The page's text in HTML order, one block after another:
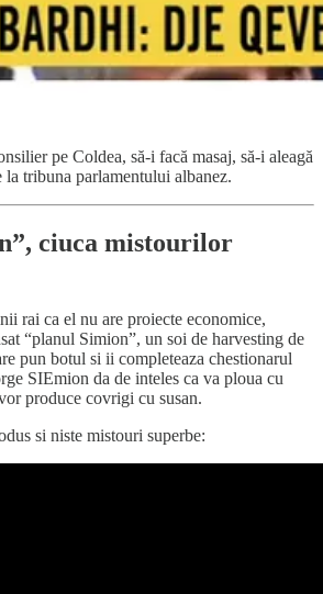
pe Coldea, să-i facă masaj, să-i aleagă
la tribuna parlamentului albanez.
ciuca mistourilor
rai ca el nu are proiecte economice,
“planul Simion”, un soi de harvesting de
pun botul si ii completeaza chestionarul
SIEmion da de inteles ca va ploua cu
produce covrigi cu susan.
si niste mistouri superbe: